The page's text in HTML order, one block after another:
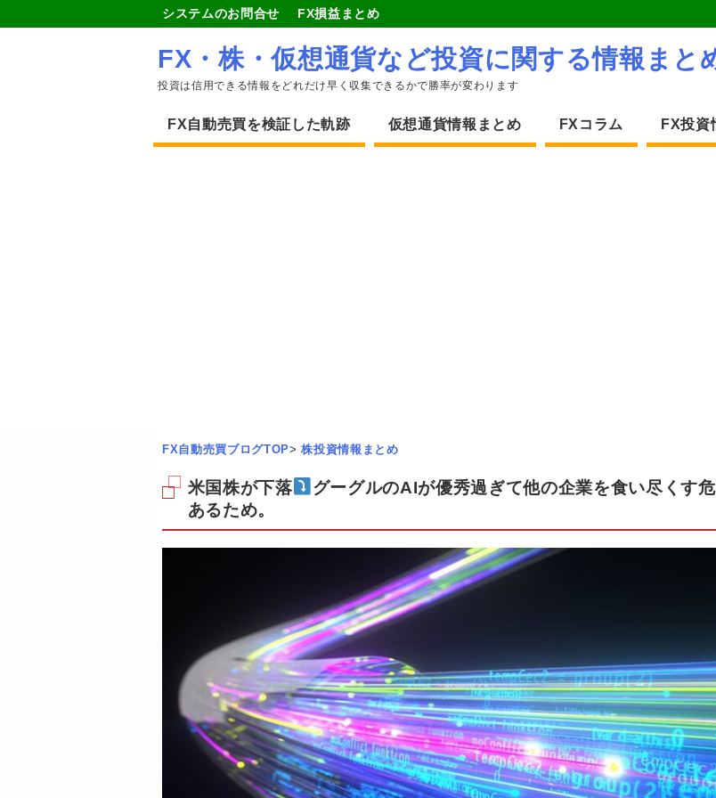
システムのお問合せ FX損益まとめ
FX・株・仮想通貨など投資に関する情報まと
投資は信用できる情報をどれだけ早く収集できるかで勝率が変わります
FX自動売買を検証した軌跡 仮想通貨情報まとめ FXコラム FX投資
FX自動売買ブログTOP> 株投資情報まとめ
米国株が下落
グーグルのAIが優秀過ぎて他の企業を食い尽くす
あるため。